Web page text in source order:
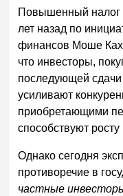
Повышенный налог
лет назад по
финансов Моше
что инвесторы,
последующей
усиливают
приобретающими
способствуют росту
Однако сегодня
противоречие в
частные